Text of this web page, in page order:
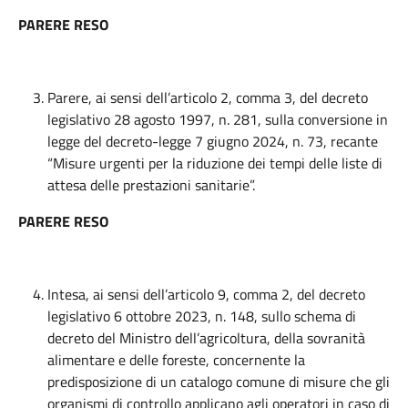
PARERE RESO
Parere, ai sensi dell’articolo 2, comma 3, del decreto
legislativo 28 agosto 1997, n. 281, sulla conversione in
legge del decreto-legge 7 giugno 2024, n. 73, recante
“Misure urgenti per la riduzione dei tempi delle liste di
attesa delle prestazioni sanitarie”.
PARERE RESO
Intesa, ai sensi dell’articolo 9, comma 2, del decreto
legislativo 6 ottobre 2023, n. 148, sullo schema di
decreto del Ministro dell’agricoltura, della sovranità
alimentare e delle foreste, concernente la
predisposizione di un catalogo comune di misure che gli
organismi di controllo applicano agli operatori in caso di